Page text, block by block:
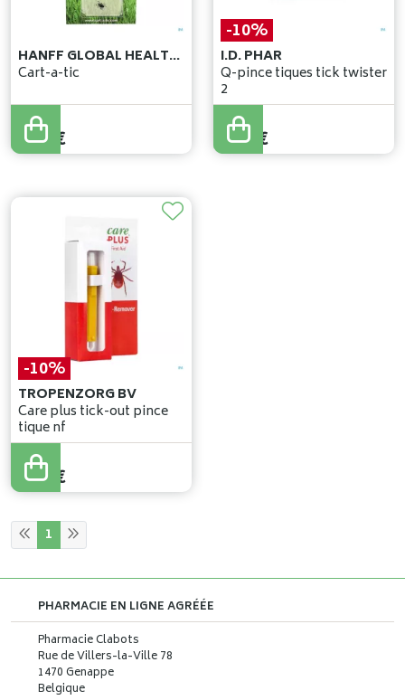
HANFF GLOBAL HEALTH SOLUTIONS S.À.R.L
Cart-a-tic
4,83 €
-10%
I.D. PHAR
Q-pince tiques tick twister
2
6,84€
6,16 €
-10%
TROPENZORG BV
Care plus tick-out pince
tique nf
9,00€
8,10 €
1
PHARMACIE EN LIGNE AGRÉÉE
Pharmacie Clabots
Rue de Villers-la-Ville 78
1470 Genappe
Belgique